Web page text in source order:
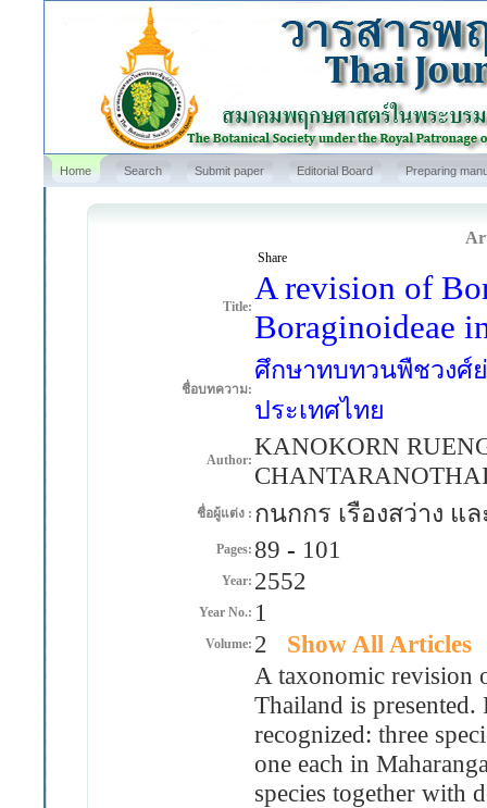
Home Search Submit paper Editorial Board Preparing
Share
Title: A revision of
Boraginoideae
ชื่อบทความ:
ศึกษาทบทวนพืชวงศ์ย่อ
ประเทศไทย
Author: KANOKORN
ชื่อผู้แต่ง : กนกกร เรืองสว่าง
Pages: 89 - 101
Year: 2552
Year No.: 1
Volume: 2 Show All Articles
A taxonomic revision
Thailand is presented.
recognized: three
one each in
species together with